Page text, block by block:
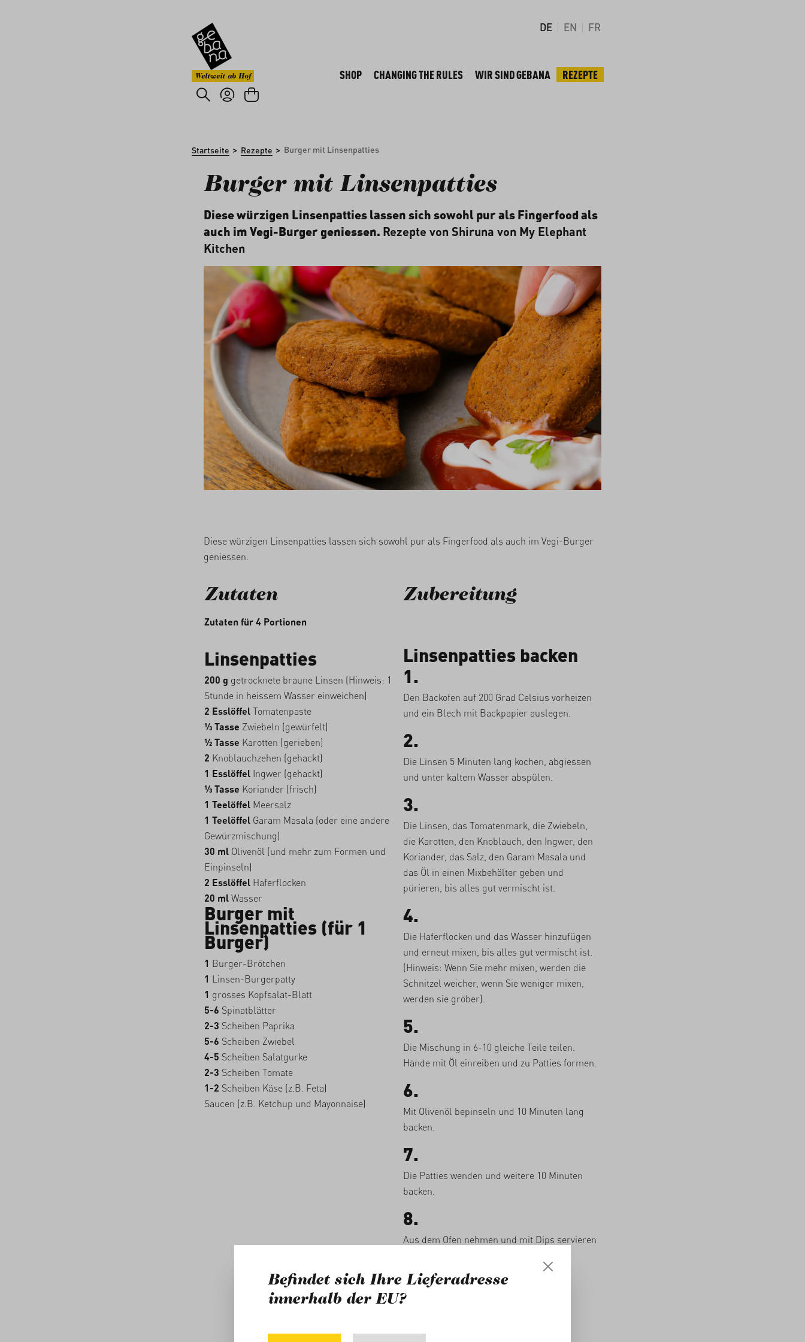
DE EN FR
Weltweit ab Hof SHOP CHANGING THE RULES WIR SIND GEBANA REZEPTE
Startseite > Rezepte > Burger mit Linsenpatties
Burger mit Linsenpatties
Diese würzigen Linsenpatties lassen sich sowohl pur als Fingerfood als
auch im Vegi-Burger geniessen. Rezepte von Shiruna von My Elephant
Kitchen
Diese würzigen Linsenpatties lassen sich sowohl pur als Fingerfood als auch im Vegi-Burger
geniessen.
Zutaten
Zutaten für 4 Portionen
Linsenpatties
200 g getrocknete braune Linsen (Hinweis: 1
Stunde in heissem Wasser einweichen)
2 Esslöffel Tomatenpaste
1⁄3 Tasse Zwiebeln (gewürfelt)
1⁄2 Tasse Karotten (gerieben)
2 Knoblauchzehen (gehackt)
1 Esslöffel Ingwer (gehackt)
1⁄3 Tasse Koriander (frisch)
1 Teelöffel Meersalz
1 Teelöffel Garam Masala (oder eine andere
Gewürzmischung)
30 ml Olivenöl (und mehr zum Formen und
Einpinseln)
2 Esslöffel Haferflocken
20 ml Wasser
Burger mit
Linsenpatties (für 1
Burger)
1 Burger-Brötchen
1 Linsen-Burgerpatty
1 grosses Kopfsalat-Blatt
5-6 Spinatblätter
2-3 Scheiben Paprika
5-6 Scheiben Zwiebel
4-5 Scheiben Salatgurke
2-3 Scheiben Tomate
1-2 Scheiben Käse (z.B. Feta)
Saucen (z.B. Ketchup und Mayonnaise)
Zubereitung
Linsenpatties backen
1.
Den Backofen auf 200 Grad Celsius vorheizen
und ein Blech mit Backpapier auslegen.
2.
Die Linsen 5 Minuten lang kochen, abgiessen
und unter kaltem Wasser abspülen.
3.
Die Linsen, das Tomatenmark, die Zwiebeln,
die Karotten, den Knoblauch, den Ingwer, den
Koriander, das Salz, den Garam Masala und
das Öl in einen Mixbehälter geben und
pürieren, bis alles gut vermischt ist.
4.
Die Haferflocken und das Wasser hinzufügen
und erneut mixen, bis alles gut vermischt ist.
(Hinweis: Wenn Sie mehr mixen, werden die
Schnitzel weicher, wenn Sie weniger mixen,
werden sie gröber).
5.
Die Mischung in 6-10 gleiche Teile teilen.
Hände mit Öl einreiben und zu Patties formen.
6.
Mit Olivenöl bepinseln und 10 Minuten lang
backen.
7.
Die Patties wenden und weitere 10 Minuten
backen.
8.
Aus dem Ofen nehmen und mit Dips servieren
Burger
1.
Befindet sich Ihre Lieferadresse
innerhalb der EU?